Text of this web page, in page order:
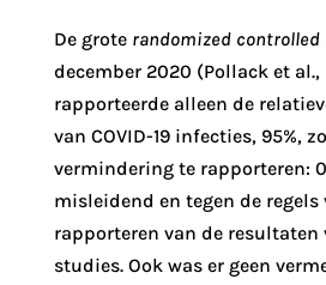
De grote randomized controlled
december 2020 (Pollack et al.,
rapporteerde alleen de
van COVID-19 infecties, 95%,
vermindering te rapporteren:
misleidend en tegen de regels
rapporteren van de
studies. Ook was er geen